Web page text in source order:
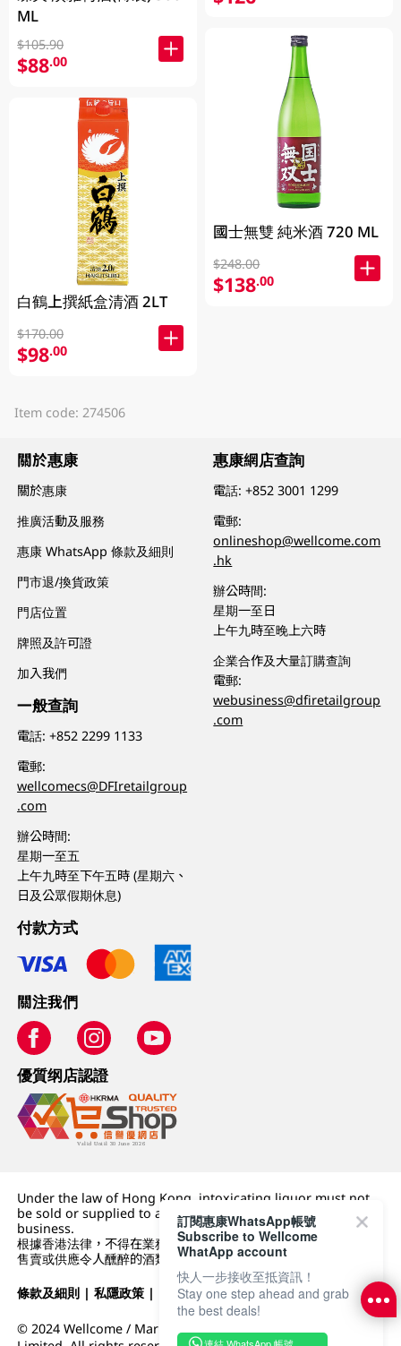
ML
$105.90
$88.00
白鶴上撰紙盒清酒 2LT
$170.00
$98.00
國士無雙 純米酒 720 ML
$248.00
$138.00
Item code: 274506
關於惠康
關於惠康
推廣活動及服務
惠康 WhatsApp 條款及細則
門市退/換貨政策
門店位置
牌照及許可證
加入我們
一般查詢
電話:+852 2299 1133
電郵:
wellcomecs@DFIretailgroup
.com
辦公時間:
星期一至五
上午九時至下午五時 (星期六、
日及公眾假期休息)
惠康網店查詢
電話:+852 3001 1299
電郵:
onlineshop@wellcome.com
.hk
辦公時間:
星期一至日
上午九時至晚上六時
企業合作及大量訂購查詢
電郵:
webusiness@dfiretailgroup
.com
付款方式
關注我們
優質纲店認證
Under the law of Hong Kong, intoxicating liquor must not
be sold or supplied to a minor (under 18) in the course of
business.
根據香港法律，不得在業務過程中，向未成年人 (18 歲以下人士)
售賣或供應令人醺醉的酒類。
條款及細則 |私隱政策 | DFI零售集團
© 2024 Wellcome / Market Place. The Dairy Farm Company
訂閱惠康WhatsApp帳號
Subscribe to Wellcome
WhatApp account
快人一步接收至抵資訊！
Stay one step ahead and grab
the best deals!